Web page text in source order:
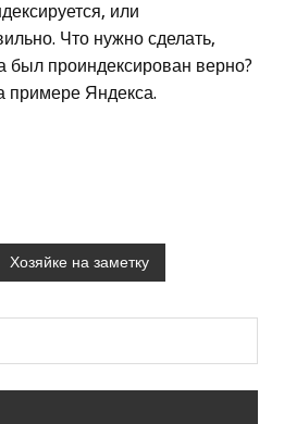
или
Что нужно сделать,
был проиндексирован верно?
примере Яндекса.
Хозяйке на заметку